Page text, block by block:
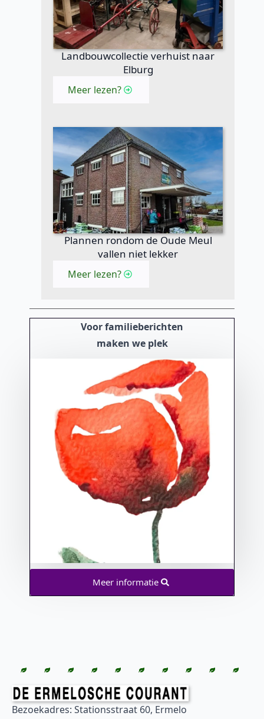
Landbouwcollectie verhuist naar
Elburg
Meer lezen?
Plannen rondom de Oude Meul
vallen niet lekker
Meer lezen?
Voor familieberichten
maken we plek
Meer informatie
Bezoekadres: Stationsstraat 60, Ermelo